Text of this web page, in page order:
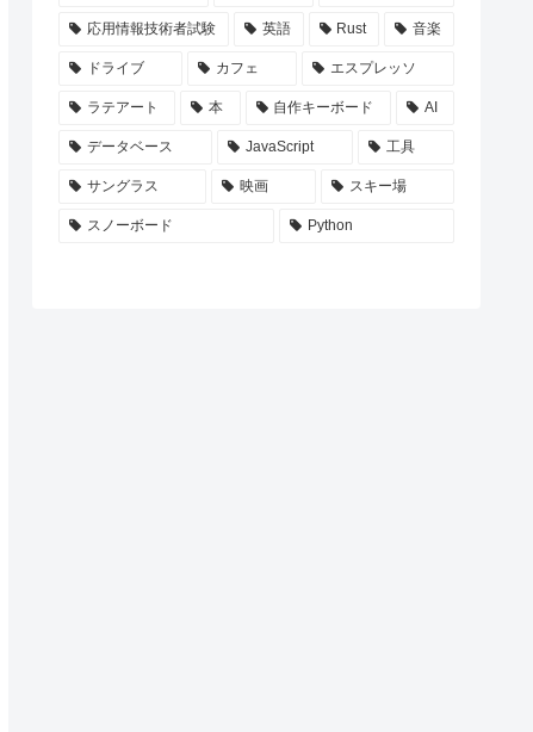
応用情報技術者試験 英語 Rust 音楽
ドライブ カフェ エスプレッソ
ラテアート 本 自作キーボード AI
データベース JavaScript 工具
サングラス 映画 スキー場
スノーボード Python